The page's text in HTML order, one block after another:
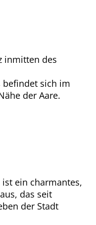
befindet sich im
der Aare.
ist ein charmantes,
das seit
der Stadt